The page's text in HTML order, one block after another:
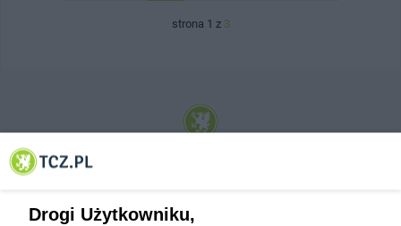
strona 1 z 3
© 2001-2026 Tczew - TCZ.PL Sp. z o.o. Internetowy Serwis Informacyjny Miasta
Drogi Użytkowniku,